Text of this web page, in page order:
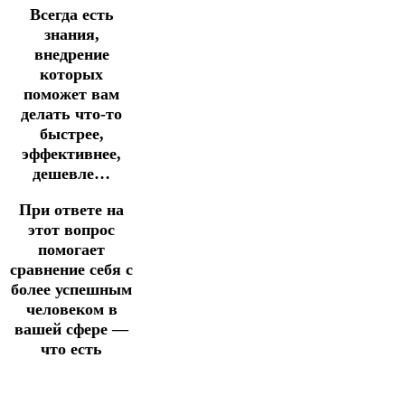
Всегда есть
знания,
внедрение
которых
поможет вам
делать что-то
быстрее,
эффективнее,
дешевле…
При ответе на
этот вопрос
помогает
сравнение себя с
более успешным
человеком в
вашей сфере —
что есть